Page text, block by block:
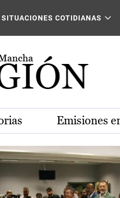
SITUACIONES COTIDIANAS
Emisiones